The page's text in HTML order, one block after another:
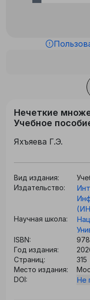
Нечеткие
Учебное
Яхъяева Г.Э.
Вид издания:
Издательство:
Научная школа:
ISBN:
Год издания:
Страниц:
315
Место издания:
DOI:
Не